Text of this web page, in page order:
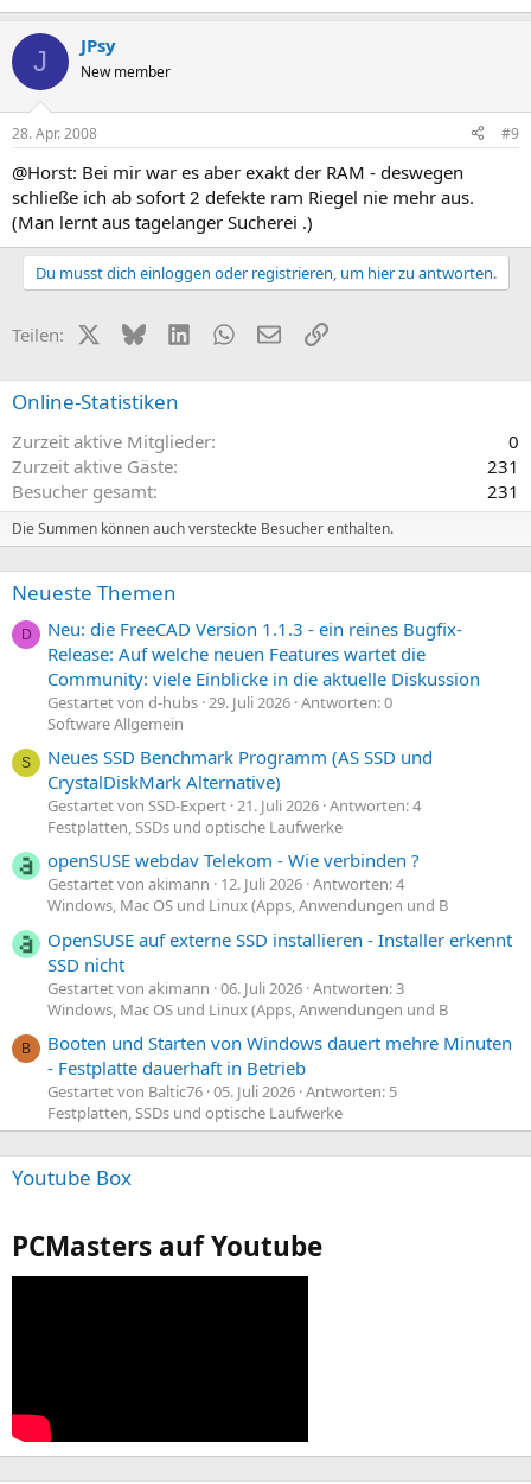
J JPsy
New member
28. Apr. 2008 #9
@Horst: Bei mir war es aber exakt der RAM - deswegen
schließe ich ab sofort 2 defekte ram Riegel nie mehr aus.
(Man lernt aus tagelanger Sucherei .)
Du musst dich einloggen oder registrieren, um hier zu antworten.
Teilen: X (Twitter)
BlueskyLinkedInWhatsApp
E-MailLink
Online-Statistiken
Zurzeit aktive Mitglieder
0
Zurzeit aktive Gäste
231
Besucher gesamt
231
Die Summen können auch versteckte Besucher enthalten.
Neueste Themen
D
Neu: die FreeCAD Version 1.1.3 - ein reines Bugfix-
Release: Auf welche neuen Features wartet die
Community: viele Einblicke in die aktuelle Diskussion
Gestartet von d-hubs 29. Juli 2026 Antworten: 0
Software Allgemein
S
Neues SSD Benchmark Programm (AS SSD und
CrystalDiskMark Alternative)
Gestartet von SSD-Expert 21. Juli 2026 Antworten: 4
Festplatten, SSDs und optische Laufwerke
openSUSE webdav Telekom - Wie verbinden ?
Gestartet von akimann 12. Juli 2026 Antworten: 4
Windows, Mac OS und Linux (Apps, Anwendungen und B
OpenSUSE auf externe SSD installieren - Installer erkennt
SSD nicht
Gestartet von akimann 06. Juli 2026 Antworten: 3
Windows, Mac OS und Linux (Apps, Anwendungen und B
B
Booten und Starten von Windows dauert mehre Minuten
- Festplatte dauerhaft in Betrieb
Gestartet von Baltic76 05. Juli 2026 Antworten: 5
Festplatten, SSDs und optische Laufwerke
Youtube Box
PCMasters auf Youtube